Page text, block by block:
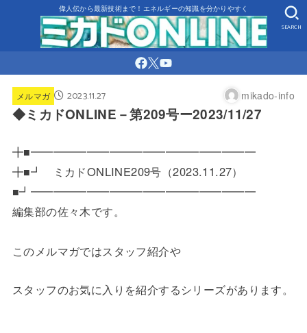
偉人伝から最新技術まで！エネルギーの知識を分かりやすく
SEARCH
メルマガ 2023.11.27 mikado-info
◆ミカドONLINE－第209号ー2023/11/27
╋■━━━━━━━━━━━━━━━━━━━━
╋■┛ ミカドONLINE209号（2023.11.27）
■┛━━━━━━━━━━━━━━━━━━━━
編集部の佐々木です。
このメルマガではスタッフ紹介や
スタッフのお気に入りを紹介するシリーズがあります。